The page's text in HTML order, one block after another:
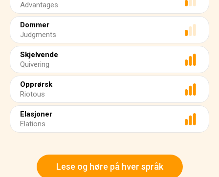
Advantages
Dommer
Judgments
Skjelvende
Quivering
Opprørsk
Riotous
Elasjoner
Elations
Lese og høre på hver språk